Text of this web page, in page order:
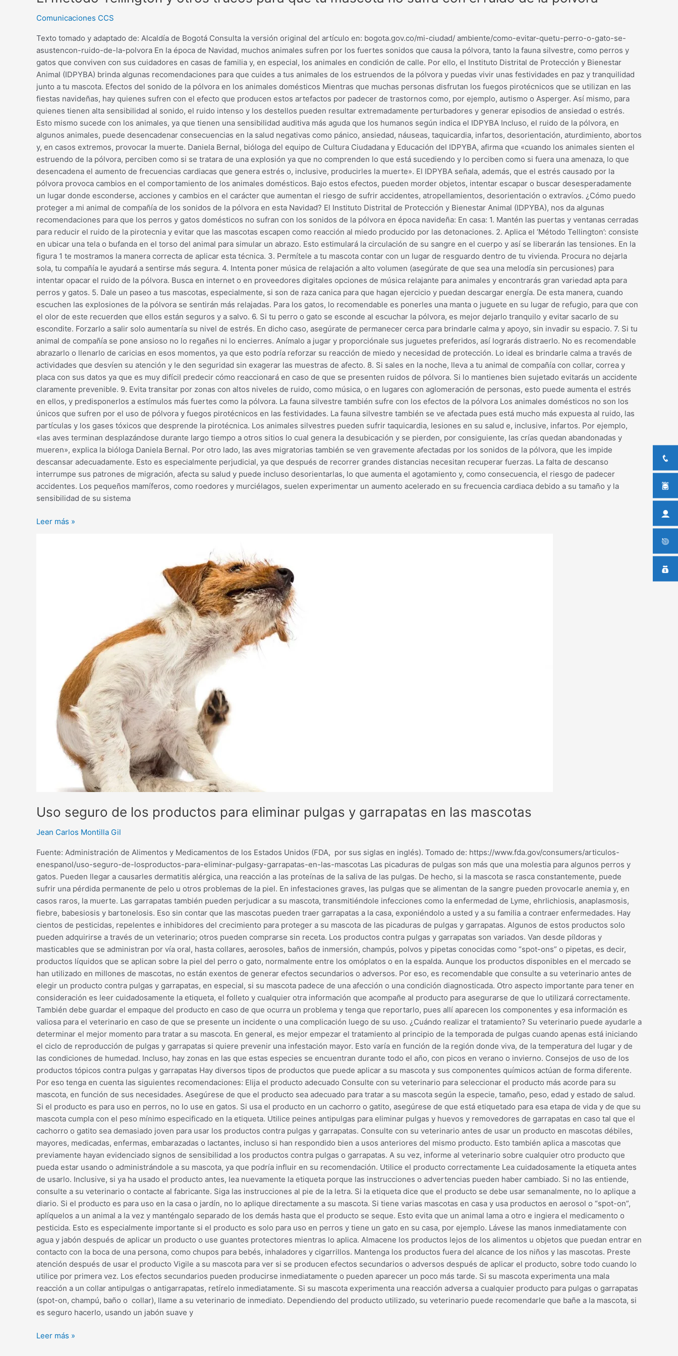
Comunicaciones CCS
Texto tomado y adaptado de: Alcaldía de Bogotá Consulta la versión original del artículo en: bogota.gov.co/mi-ciudad/ ambiente/como-evitar-quetu-perro-o-gato-se-
asustencon-ruido-de-la-polvora En la época de Navidad, muchos animales sufren por los fuertes sonidos que causa la pólvora, tanto la fauna silvestre, como perros y
gatos que conviven con sus cuidadores en casas de familia y, en especial, los animales en condición de calle. Por ello, el Instituto Distrital de Protección y Bienestar
Animal (IDPYBA) brinda algunas recomendaciones para que cuides a tus animales de los estruendos de la pólvora y puedas vivir unas festividades en paz y tranquilidad
junto a tu mascota. Efectos del sonido de la pólvora en los animales domésticos Mientras que muchas personas disfrutan los fuegos pirotécnicos que se utilizan en las
fiestas navideñas, hay quienes sufren con el efecto que producen estos artefactos por padecer de trastornos como, por ejemplo, autismo o Asperger. Así mismo, para
quienes tienen alta sensibilidad al sonido, el ruido intenso y los destellos pueden resultar extremadamente perturbadores y generar episodios de ansiedad o estrés.
Esto mismo sucede con los animales, ya que tienen una sensibilidad auditiva más aguda que los humanos según indica el IDPYBA Incluso, el ruido de la pólvora, en
algunos animales, puede desencadenar consecuencias en la salud negativas como pánico, ansiedad, náuseas, taquicardia, infartos, desorientación, aturdimiento, abortos
y, en casos extremos, provocar la muerte. Daniela Bernal, bióloga del equipo de Cultura Ciudadana y Educación del IDPYBA, afirma que «cuando los animales sienten el
estruendo de la pólvora, perciben como si se tratara de una explosión ya que no comprenden lo que está sucediendo y lo perciben como si fuera una amenaza, lo que
desencadena el aumento de frecuencias cardiacas que genera estrés o, inclusive, producirles la muerte». El IDPYBA señala, además, que el estrés causado por la
pólvora provoca cambios en el comportamiento de los animales domésticos. Bajo estos efectos, pueden morder objetos, intentar escapar o buscar desesperadamente
un lugar donde esconderse, acciones y cambios en el carácter que aumentan el riesgo de sufrir accidentes, atropellamientos, desorientación o extravíos. ¿Cómo puedo
proteger a mi animal de compañía de los sonidos de la pólvora en esta Navidad? El Instituto Distrital de Protección y Bienestar Animal (IDPYBA), nos da algunas
recomendaciones para que los perros y gatos domésticos no sufran con los sonidos de la pólvora en época navideña: En casa: 1. Mantén las puertas y ventanas cerradas
para reducir el ruido de la pirotecnia y evitar que las mascotas escapen como reacción al miedo producido por las detonaciones. 2. Aplica el ‘Método Tellington’: consiste
en ubicar una tela o bufanda en el torso del animal para simular un abrazo. Esto estimulará la circulación de su sangre en el cuerpo y así se liberarán las tensiones. En la
figura 1 te mostramos la manera correcta de aplicar esta técnica. 3. Permítele a tu mascota contar con un lugar de resguardo dentro de tu vivienda. Procura no dejarla
sola, tu compañía le ayudará a sentirse más segura. 4. Intenta poner música de relajación a alto volumen (asegúrate de que sea una melodía sin percusiones) para
intentar opacar el ruido de la pólvora. Busca en internet o en proveedores digitales opciones de música relajante para animales y encontrarás gran variedad apta para
perros y gatos. 5. Dale un paseo a tus mascotas, especialmente, si son de raza canica para que hagan ejercicio y puedan descargar energía. De esta manera, cuando
escuchen las explosiones de la pólvora se sentirán más relajadas. Para los gatos, lo recomendable es ponerles una manta o juguete en su lugar de refugio, para que con
el olor de este recuerden que ellos están seguros y a salvo. 6. Si tu perro o gato se esconde al escuchar la pólvora, es mejor dejarlo tranquilo y evitar sacarlo de su
escondite. Forzarlo a salir solo aumentaría su nivel de estrés. En dicho caso, asegúrate de permanecer cerca para brindarle calma y apoyo, sin invadir su espacio. 7. Si tu
animal de compañía se pone ansioso no lo regañes ni lo encierres. Anímalo a jugar y proporciónale sus juguetes preferidos, así lograrás distraerlo. No es recomendable
abrazarlo o llenarlo de caricias en esos momentos, ya que esto podría reforzar su reacción de miedo y necesidad de protección. Lo ideal es brindarle calma a través de
actividades que desvíen su atención y le den seguridad sin exagerar las muestras de afecto. 8. Si sales en la noche, lleva a tu animal de compañía con collar, correa y
placa con sus datos ya que es muy difícil predecir cómo reaccionará en caso de que se presenten ruidos de pólvora. Si lo mantienes bien sujetado evitarás un accidente
claramente prevenible. 9. Evita transitar por zonas con altos niveles de ruido, como música, o en lugares con aglomeración de personas, esto puede aumenta el estrés
en ellos, y predisponerlos a estímulos más fuertes como la pólvora. La fauna silvestre también sufre con los efectos de la pólvora Los animales domésticos no son los
únicos que sufren por el uso de pólvora y fuegos pirotécnicos en las festividades. La fauna silvestre también se ve afectada pues está mucho más expuesta al ruido, las
partículas y los gases tóxicos que desprende la pirotécnica. Los animales silvestres pueden sufrir taquicardia, lesiones en su salud e, inclusive, infartos. Por ejemplo,
«las aves terminan desplazándose durante largo tiempo a otros sitios lo cual genera la desubicación y se pierden, por consiguiente, las crías quedan abandonadas y
mueren», explica la bióloga Daniela Bernal. Por otro lado, las aves migratorias también se ven gravemente afectadas por los sonidos de la pólvora, que les impide
descansar adecuadamente. Esto es especialmente perjudicial, ya que después de recorrer grandes distancias necesitan recuperar fuerzas. La falta de descanso
interrumpe sus patrones de migración, afecta su salud y puede incluso desorientarlas, lo que aumenta el agotamiento y, como consecuencia, el riesgo de padecer
accidentes. Los pequeños mamíferos, como roedores y murciélagos, suelen experimentar un aumento acelerado en su frecuencia cardiaca debido a su tamaño y la
sensibilidad de su sistema
Leer más »
Uso seguro de los productos para eliminar pulgas y garrapatas en las mascotas
Jean Carlos Montilla Gil
Fuente: Administración de Alimentos y Medicamentos de los Estados Unidos (FDA, por sus siglas en inglés). Tomado de: https://www.fda.gov/consumers/articulos-
enespanol/uso-seguro-de-losproductos-para-eliminar-pulgasy-garrapatas-en-las-mascotas Las picaduras de pulgas son más que una molestia para algunos perros y
gatos. Pueden llegar a causarles dermatitis alérgica, una reacción a las proteínas de la saliva de las pulgas. De hecho, si la mascota se rasca constantemente, puede
sufrir una pérdida permanente de pelo u otros problemas de la piel. En infestaciones graves, las pulgas que se alimentan de la sangre pueden provocarle anemia y, en
casos raros, la muerte. Las garrapatas también pueden perjudicar a su mascota, transmitiéndole infecciones como la enfermedad de Lyme, ehrlichiosis, anaplasmosis,
fiebre, babesiosis y bartonelosis. Eso sin contar que las mascotas pueden traer garrapatas a la casa, exponiéndolo a usted y a su familia a contraer enfermedades. Hay
cientos de pesticidas, repelentes e inhibidores del crecimiento para proteger a su mascota de las picaduras de pulgas y garrapatas. Algunos de estos productos solo
pueden adquirirse a través de un veterinario; otros pueden comprarse sin receta. Los productos contra pulgas y garrapatas son variados. Van desde píldoras y
masticables que se administran por vía oral, hasta collares, aerosoles, baños de inmersión, champús, polvos y pipetas conocidas como “spot-ons” o pipetas, es decir,
productos líquidos que se aplican sobre la piel del perro o gato, normalmente entre los omóplatos o en la espalda. Aunque los productos disponibles en el mercado se
han utilizado en millones de mascotas, no están exentos de generar efectos secundarios o adversos. Por eso, es recomendable que consulte a su veterinario antes de
elegir un producto contra pulgas y garrapatas, en especial, si su mascota padece de una afección o una condición diagnosticada. Otro aspecto importante para tener en
consideración es leer cuidadosamente la etiqueta, el folleto y cualquier otra información que acompañe al producto para asegurarse de que lo utilizará correctamente.
También debe guardar el empaque del producto en caso de que ocurra un problema y tenga que reportarlo, pues allí aparecen los componentes y esa información es
valiosa para el veterinario en caso de que se presente un incidente o una complicación luego de su uso. ¿Cuándo realizar el tratamiento? Su veterinario puede ayudarle a
determinar el mejor momento para tratar a su mascota. En general, es mejor empezar el tratamiento al principio de la temporada de pulgas cuando apenas está iniciando
el ciclo de reproducción de pulgas y garrapatas si quiere prevenir una infestación mayor. Esto varía en función de la región donde viva, de la temperatura del lugar y de
las condiciones de humedad. Incluso, hay zonas en las que estas especies se encuentran durante todo el año, con picos en verano o invierno. Consejos de uso de los
productos tópicos contra pulgas y garrapatas Hay diversos tipos de productos que puede aplicar a su mascota y sus componentes químicos actúan de forma diferente.
Por eso tenga en cuenta las siguientes recomendaciones: Elija el producto adecuado Consulte con su veterinario para seleccionar el producto más acorde para su
mascota, en función de sus necesidades. Asegúrese de que el producto sea adecuado para tratar a su mascota según la especie, tamaño, peso, edad y estado de salud.
Si el producto es para uso en perros, no lo use en gatos. Si usa el producto en un cachorro o gatito, asegúrese de que está etiquetado para esa etapa de vida y de que su
mascota cumpla con el peso mínimo especificado en la etiqueta. Utilice peines antipulgas para eliminar pulgas y huevos y removedores de garrapatas en caso tal que el
cachorro o gatito sea demasiado joven para usar los productos contra pulgas y garrapatas. Consulte con su veterinario antes de usar un producto en mascotas débiles,
mayores, medicadas, enfermas, embarazadas o lactantes, incluso si han respondido bien a usos anteriores del mismo producto. Esto también aplica a mascotas que
previamente hayan evidenciado signos de sensibilidad a los productos contra pulgas o garrapatas. A su vez, informe al veterinario sobre cualquier otro producto que
pueda estar usando o administrándole a su mascota, ya que podría influir en su recomendación. Utilice el producto correctamente Lea cuidadosamente la etiqueta antes
de usarlo. Inclusive, si ya ha usado el producto antes, lea nuevamente la etiqueta porque las instrucciones o advertencias pueden haber cambiado. Si no las entiende,
consulte a su veterinario o contacte al fabricante. Siga las instrucciones al pie de la letra. Si la etiqueta dice que el producto se debe usar semanalmente, no lo aplique a
diario. Si el producto es para uso en la casa o jardín, no lo aplique directamente a su mascota. Si tiene varias mascotas en casa y usa productos en aerosol o “spot-on”,
aplíquelos a un animal a la vez y manténgalo separado de los demás hasta que el producto se seque. Esto evita que un animal lama a otro e ingiera el medicamento o
pesticida. Esto es especialmente importante si el producto es solo para uso en perros y tiene un gato en su casa, por ejemplo. Lávese las manos inmediatamente con
agua y jabón después de aplicar un producto o use guantes protectores mientras lo aplica. Almacene los productos lejos de los alimentos u objetos que puedan entrar en
contacto con la boca de una persona, como chupos para bebés, inhaladores y cigarrillos. Mantenga los productos fuera del alcance de los niños y las mascotas. Preste
atención después de usar el producto Vigile a su mascota para ver si se producen efectos secundarios o adversos después de aplicar el producto, sobre todo cuando lo
utilice por primera vez. Los efectos secundarios pueden producirse inmediatamente o pueden aparecer un poco más tarde. Si su mascota experimenta una mala
reacción a un collar antipulgas o antigarrapatas, retírelo inmediatamente. Si su mascota experimenta una reacción adversa a cualquier producto para pulgas o garrapatas
(spot-on, champú, baño o collar), llame a su veterinario de inmediato. Dependiendo del producto utilizado, su veterinario puede recomendarle que bañe a la mascota, si
es seguro hacerlo, usando un jabón suave y
mascotas
Leer más »